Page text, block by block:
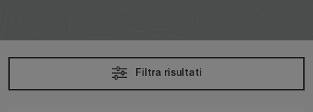
Filtra risultati